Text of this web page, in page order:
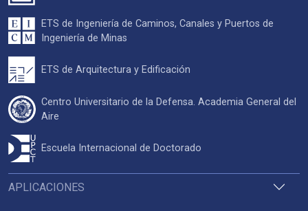
APLICACIONES
ETS de Ingeniería de Caminos, Canales y Puertos de
Ingeniería de Minas
ETS de Arquitectura y Edificación
Centro Universitario de la Defensa. Academia General del
Aire
Escuela Internacional de Doctorado